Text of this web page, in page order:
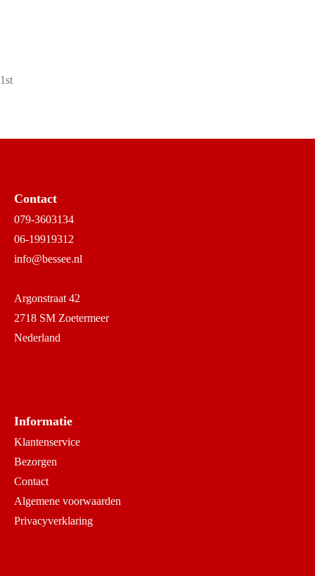
1st
Contact
079-3603134
06-19919312
info@bessee.nl
Argonstraat 42
2718 SM Zoetermeer
Nederland
Informatie
Klantenservice
Bezorgen
Contact
Algemene voorwaarden
Privacyverklaring